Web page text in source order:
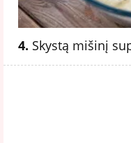
4. Skystą mišinį